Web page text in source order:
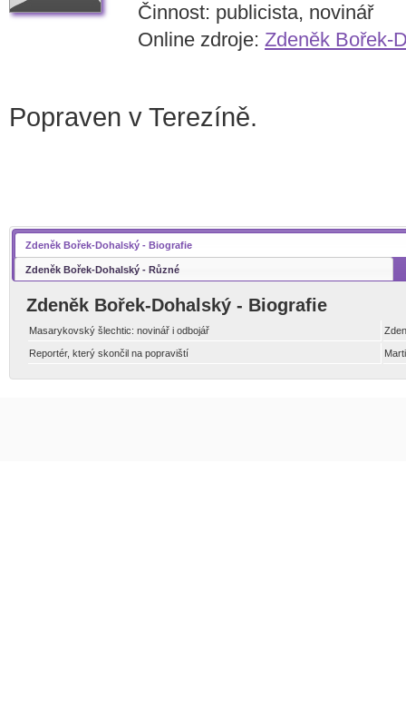
Činnost: publicista, novinář
Online zdroje: Zdeněk Bořek-
Popraven v Terezíně.
Zdeněk Bořek-Dohalský - Biografie
Zdeněk Bořek-Dohalský - Různé
Zdeněk Bořek-Dohalský - Biografie
Masarykovský šlechtic: novinář i odbojář
Reportér, který skončil na popraviští